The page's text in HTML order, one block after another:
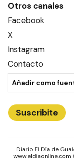
Otros canales
Facebook
X
Instagram
Contacto
Añadir como
Suscribite
Diario El Día de
www.eldiaonline.com